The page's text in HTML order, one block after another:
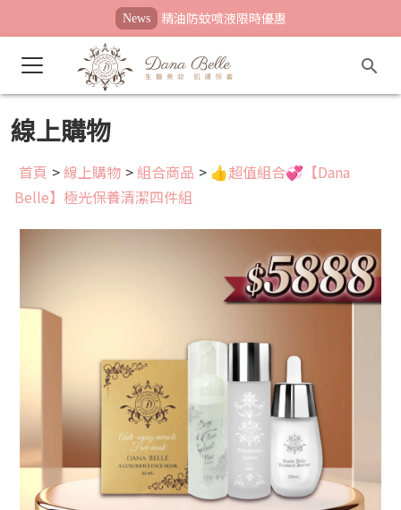
News 精油防蚊噴液限時優惠
線上購物
首頁 >線上購物 >組合商品 > 👍超值組合💞【Dana
Belle】極光保養清潔四件組